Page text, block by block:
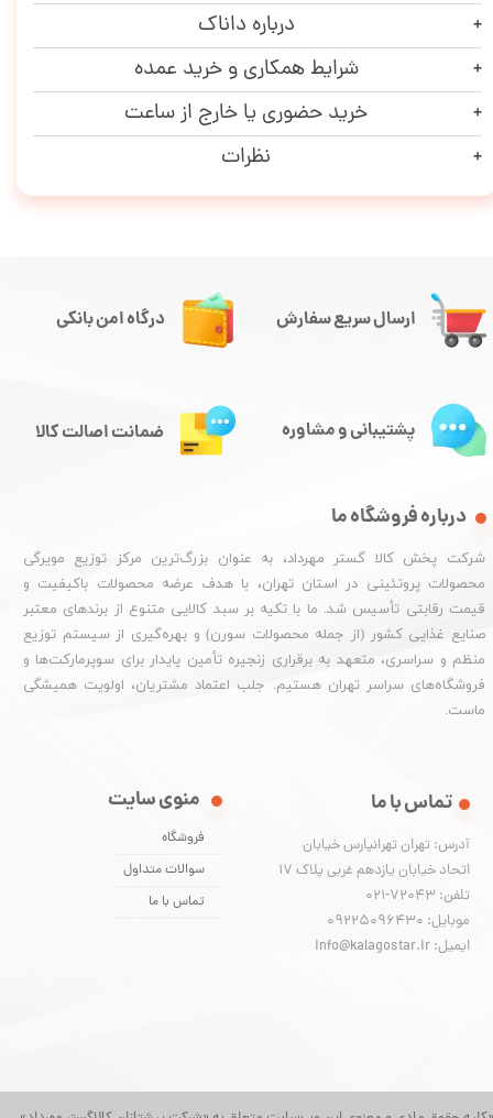
درباره داناک
شرایط همکاری و خرید عمده
خرید حضوری یا خارج از ساعت
نظرات
ارسال سریع سفارش
درباره فروشگاه ما
شرکت پخش کالا گستر مهرداد، به عنوان بزرگ‌ترین مرکز توزیع مویرگی
محصولات پروتئینی در استان تهران، با هدف عرضه محصولات باکیفیت و
قیمت رقابتی تأسیس شد. ما با تکیه بر سبد کالایی متنوع از برندهای معتبر
صنایع غذایی کشور (از جمله محصولات سورن) و بهره‌گیری از سیستم توزیع
منظم و سراسری، متعهد به برقراری زنجیره تأمین پایدار برای سوپرمارکت‌ها و
فروشگاه‌های سراسر تهران هستیم. جلب اعتماد مشتریان، اولویت همیشگی
ماست.
منوی سایت
فروشگاه
سوالات متداول
تماس با ما
تماس با ما
آدرس: تهران تهرانپارس خیابان
اتحاد خیابان یازدهم غربی پلاک ۱۷
تلفن: 72043-021
موبایل: 09225096430
ایمیل: info@kalagostar.ir
درگاه امن بانکی
پشتیبانی و مشاوره ضمانت اصالت کالا